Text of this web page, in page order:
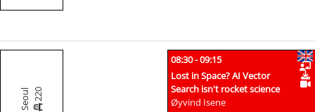
Seoul 220
08:30 - 09:15
Lost in Space? AI Vector
Search isn't rocket science
Øyvind Isene